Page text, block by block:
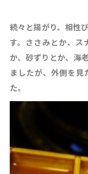
続々と揚がり、相性
す。ささみとか、ス
か、砂ずりとか、海
ましたが、外側を
た。